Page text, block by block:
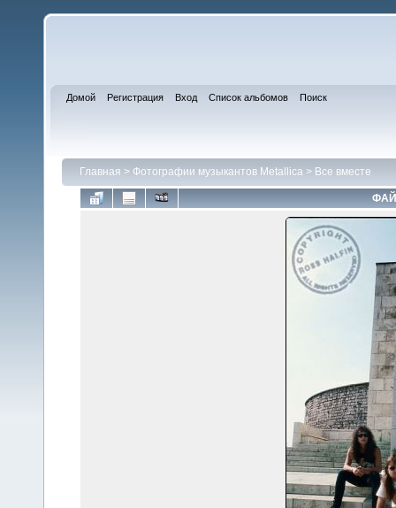
Домой Регистрация Вход Список альбомов Поиск
Главная > Фотографии музыкантов Metallica > Все вместе